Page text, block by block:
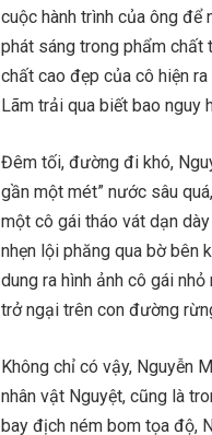
cuộc hành trình của ông để
phát sáng trong phẩm chất
chất cao đẹp của cô hiện
Lãm trải qua biết bao nguy
Đêm tối, đường đi khó,
gần một mét” nước sâu
một cô gái tháo vát dạn
nhẹn lội phăng qua bờ bên
dung ra hình ảnh cô gái
trở ngại trên con đường
Không chỉ có vậy, Nguyễn
nhân vật Nguyệt, cũng là
bay địch ném bom tọa độ,